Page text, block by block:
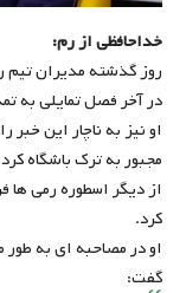
خداحافظی از رم:
روز گذشته مدیران تیم
در آخر فصل تمایلی به
او نیز به ناچار این خبر
مجبور به ترک باشگاه
از دیگر اسطوره رمی ها
کرد.
او در مصاحبه ای به
گفت: